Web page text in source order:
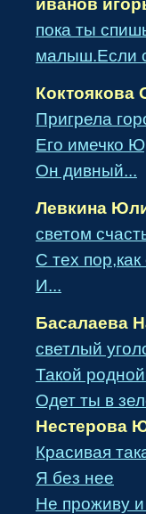
пока ты
малыш.Если
Коктоякова
Пригрела
Его имечко
Он дивный...
Левкина
светом
С тех
И...
Басалаева
светлый
Такой
Одет ты в
Нестерова
Красивая
Я без нее
Не проживу